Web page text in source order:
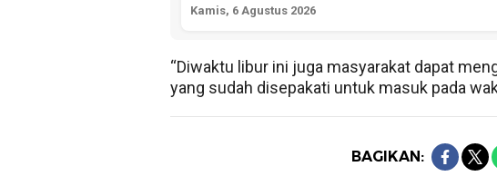
Kamis, 6 Agustus 2026
“Diwaktu libur ini juga masyarakat dapat
yang sudah disepakati untuk masuk pada
BAGIKAN: